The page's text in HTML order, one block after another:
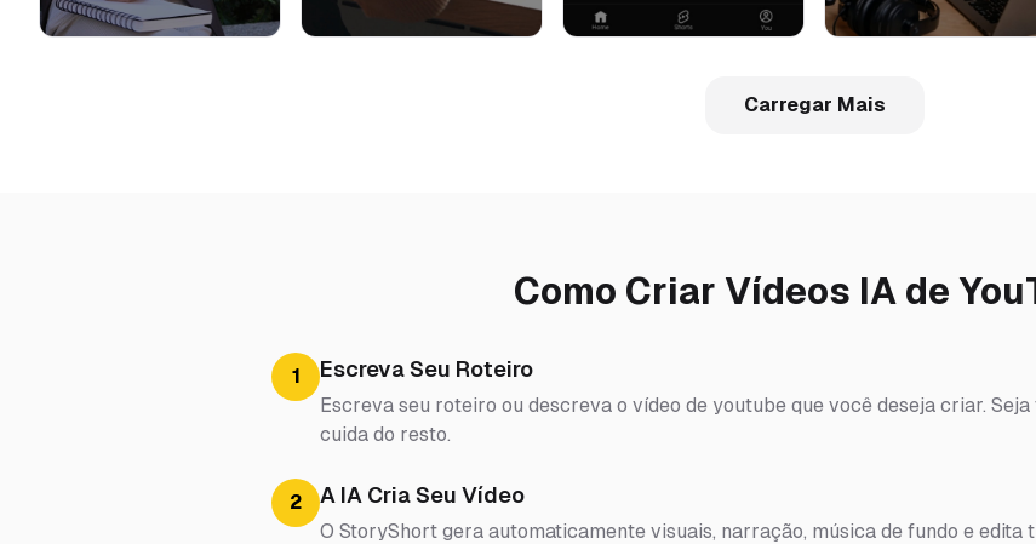
Carregar Mais
Como Criar Vídeos IA de
1 Escreva Seu Roteiro
Escreva seu roteiro ou descreva o vídeo de youtube que você deseja criar.
cuida do resto.
2 A IA Cria Seu Vídeo
O StoryShort gera automaticamente visuais, narração, música de fundo e edita